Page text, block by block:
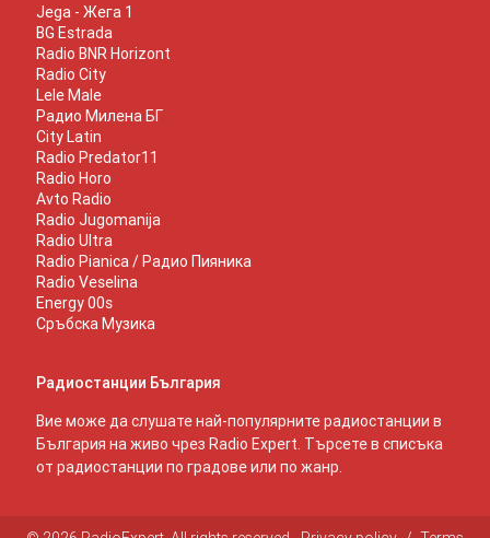
Jega - Жега 1
BG Estrada
Radio BNR Horizont
Radio City
Lele Male
Радио Милена БГ
City Latin
Radio Predator11
Radio Horo
Avto Radio
Radio Jugomanija
Radio Ultra
Radio Pianica / Радио Пияника
Radio Veselina
Energy 00s
Сръбска Музика
Радиостанции България
Вие може да слушате най-популярните радиостанции в
България на живо чрез Radio Expert. Търсете в списъка
от радиостанции по градове или по жанр.